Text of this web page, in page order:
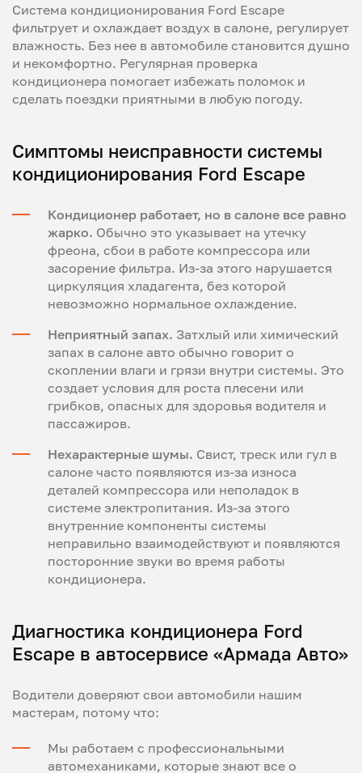
Система кондиционирования Ford Escape
фильтрует и охлаждает воздух в салоне, регулирует
влажность. Без нее в автомобиле становится душно
и некомфортно. Регулярная проверка
кондиционера помогает избежать поломок и
сделать поездки приятными в любую погоду.
Симптомы неисправности системы
кондиционирования Ford Escape
Кондиционер работает, но в салоне все равно
жарко. Обычно это указывает на утечку
фреона, сбои в работе компрессора или
засорение фильтра. Из-за этого нарушается
циркуляция хладагента, без которой
невозможно нормальное охлаждение.
Неприятный запах. Затхлый или химический
запах в салоне авто обычно говорит о
скоплении влаги и грязи внутри системы. Это
создает условия для роста плесени или
грибков, опасных для здоровья водителя и
пассажиров.
Нехарактерные шумы. Свист, треск или гул в
салоне часто появляются из-за износа
деталей компрессора или неполадок в
системе электропитания. Из-за этого
внутренние компоненты системы
неправильно взаимодействуют и появляются
посторонние звуки во время работы
кондиционера.
Диагностика кондиционера Ford
Escape в автосервисе «Армада Авто»
Водители доверяют свои автомобили нашим
мастерам, потому что:
Мы работаем с профессиональными
автомеханиками, которые знают все о